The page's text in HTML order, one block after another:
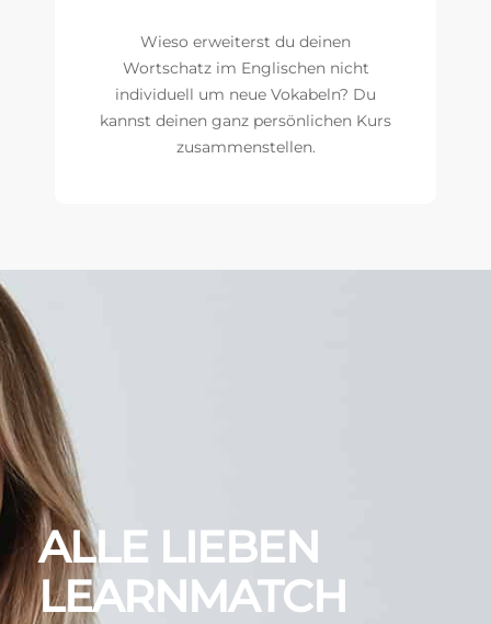
Wieso erweiterst du deinen
Wortschatz im Englischen nicht
individuell um neue Vokabeln? Du
kannst deinen ganz persönlichen Kurs
zusammenstellen.
ALLE LIEBEN
LEARNMATCH